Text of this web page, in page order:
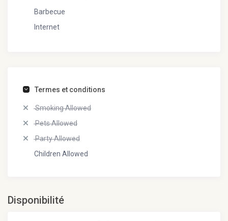
Barbecue
Internet
Termes et conditions
Smoking Allowed
Pets Allowed
Party Allowed
Children Allowed
Disponibilité